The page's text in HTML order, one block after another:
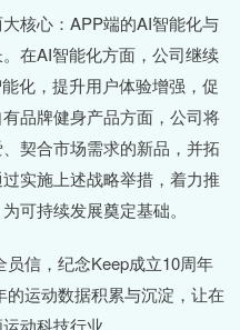
核心：APP端的AI智能化与
在AI智能化方面，公司继续
化，提升用户体验增强，促
品牌健身产品方面，公司将
契合市场需求的新品，并拓
实施上述战略举措，着力推
可持续发展奠定基础。
信，纪念Keep成立10周年
运动数据积累与沉淀，让在
动科技行业。